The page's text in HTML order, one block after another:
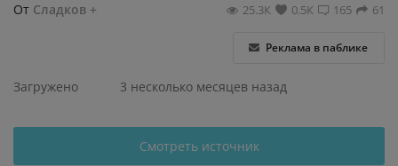
От Сладков + 61
165
0.5К
25.3К
Реклама в паблике
Загружено 3 несколько месяцев назад
Смотреть источник